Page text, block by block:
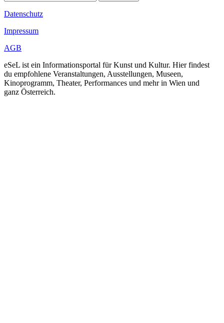
Datenschutz
Impressum
AGB
eSeL ist ein Informationsportal für Kunst und Kultur. Hier findest
du empfohlene Veranstaltungen, Ausstellungen, Museen,
Kinoprogramm, Theater, Performances und mehr in Wien und
ganz Österreich.